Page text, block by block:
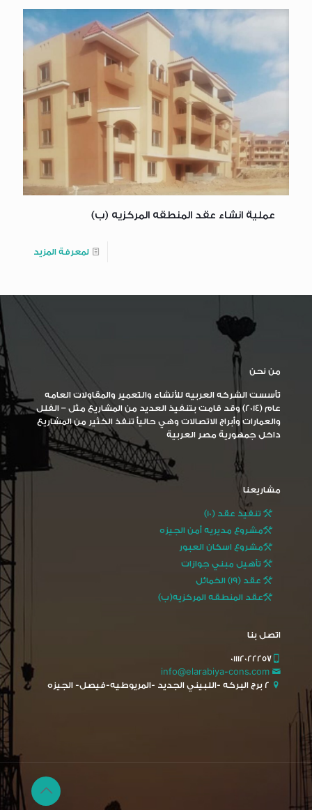
عملية انشاء عقد المنطقه المركزيه (ب)
لمعرفة المزيد
من نحن
تأسست الشركه العربيه للأنشاء والتعمير والمقاولات العامه
عام (2014) وقد قامت بتنفيذ العديد من المشاريع مثل – الفلل
والعمارات وأبراج الاتصالات وهي حاليأ تنفذ الكثير من المشاريع
داخل جمهورية مصر العربية
مشاريعنا
تنفيذ عقد (10)
مشروع مديريه أمن الجيزه
مشروع اسكان العبور
تأهيل مبني جوازات
عقد (19) الخمائل
عقد المنطقه المركزيه(ب)
اتصل بنا
01112022257
info@elarabiya-cons.com